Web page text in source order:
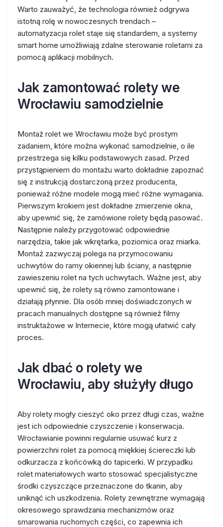
Warto zauważyć, że technologia również odgrywa
istotną rolę w nowoczesnych trendach –
automatyzacja rolet staje się standardem, a systemy
smart home umożliwiają zdalne sterowanie roletami za
pomocą aplikacji mobilnych.
Jak zamontować rolety we
Wrocławiu samodzielnie
Montaż rolet we Wrocławiu może być prostym
zadaniem, które można wykonać samodzielnie, o ile
przestrzega się kilku podstawowych zasad. Przed
przystąpieniem do montażu warto dokładnie zapoznać
się z instrukcją dostarczoną przez producenta,
ponieważ różne modele mogą mieć różne wymagania.
Pierwszym krokiem jest dokładne zmierzenie okna,
aby upewnić się, że zamówione rolety będą pasować.
Następnie należy przygotować odpowiednie
narzędzia, takie jak wkrętarka, poziomica oraz miarka.
Montaż zazwyczaj polega na przymocowaniu
uchwytów do ramy okiennej lub ściany, a następnie
zawieszeniu rolet na tych uchwytach. Ważne jest, aby
upewnić się, że rolety są równo zamontowane i
działają płynnie. Dla osób mniej doświadczonych w
pracach manualnych dostępne są również filmy
instruktażowe w Internecie, które mogą ułatwić cały
proces.
Jak dbać o rolety we
Wrocławiu, aby służyły długo
Aby rolety mogły cieszyć oko przez długi czas, ważne
jest ich odpowiednie czyszczenie i konserwacja.
Wrocławianie powinni regularnie usuwać kurz z
powierzchni rolet za pomocą miękkiej ściereczki lub
odkurzacza z końcówką do tapicerki. W przypadku
rolet materiałowych warto stosować specjalistyczne
środki czyszczące przeznaczone do tkanin, aby
uniknąć ich uszkodzenia. Rolety zewnętrzne wymagają
okresowego sprawdzania mechanizmów oraz
smarowania ruchomych części, co zapewnia ich